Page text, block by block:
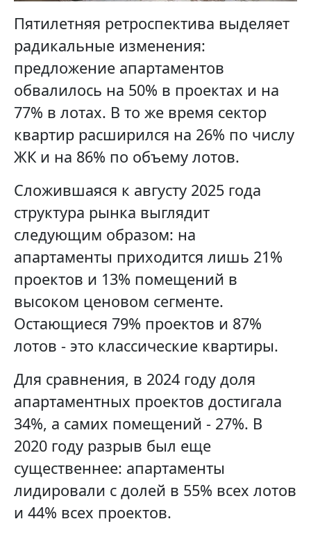
Пятилетняя ретроспектива выделяет
радикальные изменения:
предложение апартаментов
обвалилось на 50% в проектах и на
77% в лотах. В то же время сектор
квартир расширился на 26% по числу
ЖК и на 86% по объему лотов.
Сложившаяся к августу 2025 года
структура рынка выглядит
следующим образом: на
апартаменты приходится лишь 21%
проектов и 13% помещений в
высоком ценовом сегменте.
Остающиеся 79% проектов и 87%
лотов - это классические квартиры.
Для сравнения, в 2024 году доля
апартаментных проектов достигала
34%, а самих помещений - 27%. В
2020 году разрыв был еще
существеннее: апартаменты
лидировали с долей в 55% всех лотов
и 44% всех проектов.